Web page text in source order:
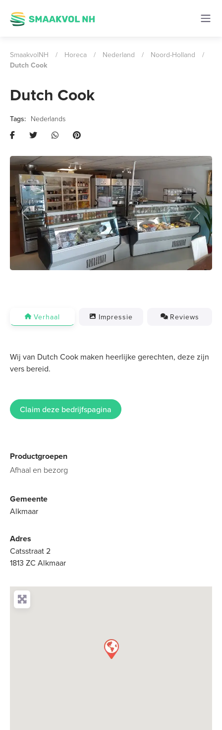
SmaakvolNH / Horeca / Nederland / Noord-Holland
/
Dutch Cook
Dutch Cook
Nederlands
Previous Next
Verhaal Impressie Reviews
Wij van Dutch Cook maken heerlijke gerechten, deze zijn
vers bereid.
Claim deze bedrijfspagina
Productgroepen
Afhaal en bezorg
Gemeente
Alkmaar
Adres
Catsstraat 2
1813 ZC Alkmaar